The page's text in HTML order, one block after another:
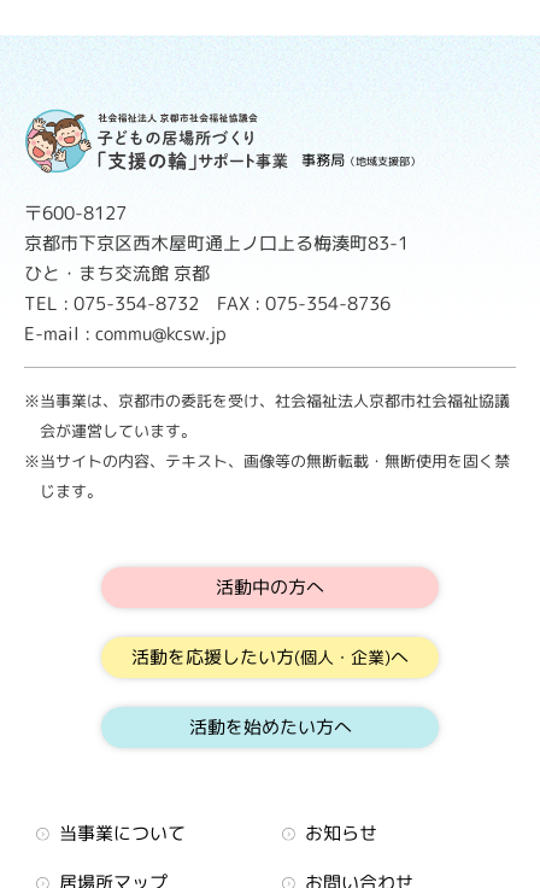
事務局 （地域支援部）
〒600-8127
京都市下京区西木屋町通上ノ口上る梅湊町83-1
ひと・まち交流館 京都
TEL : 075-354-8732 FAX : 075-354-8736
E-mail : commu@kcsw.jp
※当事業は、京都市の委託を受け、社会福祉法人京都市社会福祉協議
会が運営しています。
※当サイトの内容、テキスト、画像等の無断転載・無断使用を固く禁
じます。
活動中の方へ
活動を応援したい方(個人・企業)へ
活動を始めたい方へ
当事業について
お知らせ
居場所マップ
お問い合わせ